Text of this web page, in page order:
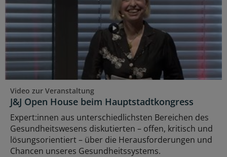
Video zur Veranstaltung
J&J Open House beim Hauptstadtkongress
Expert:innen aus unterschiedlichsten Bereichen des
Gesundheitswesens diskutierten – offen, kritisch und
lösungsorientiert – über die Herausforderungen und
Chancen unseres Gesundheitssystems.